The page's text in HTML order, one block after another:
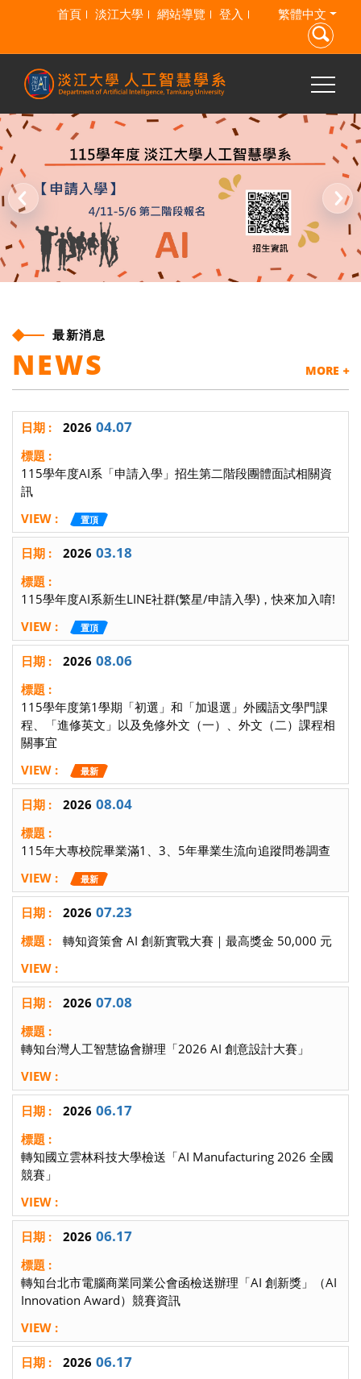
跳到主要內容
首頁 淡江大學 網站導覽 登入 繁體中文
最新消息
NEWS MORE
2026 04.07
115學年度AI系「申請入學」招生第二階段團體面試相關資
訊
置頂
2026 03.18
115學年度AI系新生LINE社群(繁星/申請入學)，快來加入唷!
置頂
2026 08.06
115學年度第1學期「初選」和「加退選」外國語文學門課
程、「進修英文」以及免修外文（一）、外文（二）課程相
關事宜
最新
2026 08.04
115年大專校院畢業滿1、3、5年畢業生流向追蹤問卷調查
最新
2026 07.23
轉知資策會 AI 創新實戰大賽｜最高獎金 50,000 元
2026 07.08
轉知台灣人工智慧協會辦理「2026 AI 創意設計大賽」
2026 06.17
轉知國立雲林科技大學檢送「AI Manufacturing 2026 全國
競賽」
2026 06.17
轉知台北市電腦商業同業公會函檢送辦理「AI 創新獎」（AI
Innovation Award）競賽資訊
2026 06.17